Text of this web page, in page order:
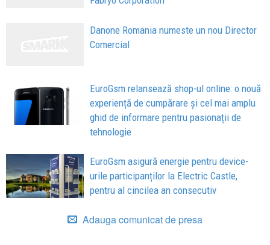
Danone Romania numeste un nou Director
Comercial
EuroGsm relansează shop-ul online: o nouă
experiență de cumpărare și cel mai amplu
ghid de informare pentru pasionații de
tehnologie
EuroGsm asigură energie pentru device-
urile participanților la Electric Castle,
pentru al cincilea an consecutiv
Adauga comunicat de presa